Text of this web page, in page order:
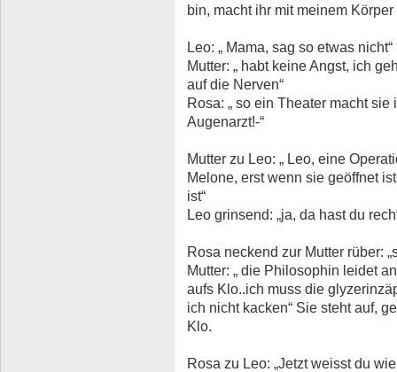
bin, macht ihr mit meinem Körper
Leo: „ Mama, sag so etwas nicht“
Mutter: „ habt keine Angst, ich
auf die Nerven“
Rosa: „ so ein Theater macht
Augenarzt!-“
Mutter zu Leo: „ Leo, eine
Melone, erst wenn sie geöffnet
ist“
Leo grinsend: „ja, da hast du
Rosa neckend zur Mutter rüber:
Mutter: „ die Philosophin leidet
aufs Klo..ich muss die
ich nicht kacken“ Sie steht auf,
Klo.
Rosa zu Leo: „Jetzt weisst du